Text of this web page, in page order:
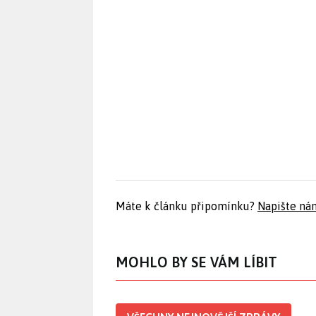
Máte k článku připomínku? Napište
MOHLO BY SE VÁM LÍBIT